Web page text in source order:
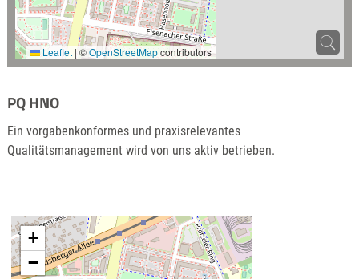
Leaflet | ©OpenStreetMapcontributors
PQ HNO
Ein vorgabenkonformes und praxisrelevantes
Qualitätsmanagement wird von uns aktiv betrieben.
+
−